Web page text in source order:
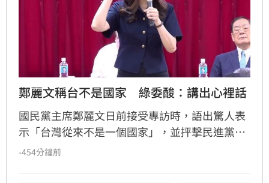
鄭麗文稱台不是國家　綠委酸：講出心裡話
國民黨主席鄭麗文日前接受專訪時，語出驚人表
示「台灣從來不是一個國家」，並抨擊民進黨宣
稱台灣獨立是自欺欺人，引發政壇高度關注。對
-454分鐘前